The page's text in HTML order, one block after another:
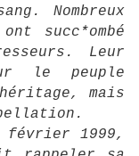
Nombreux
succ*ombé
Leur
le peuple
mais
février 1999,